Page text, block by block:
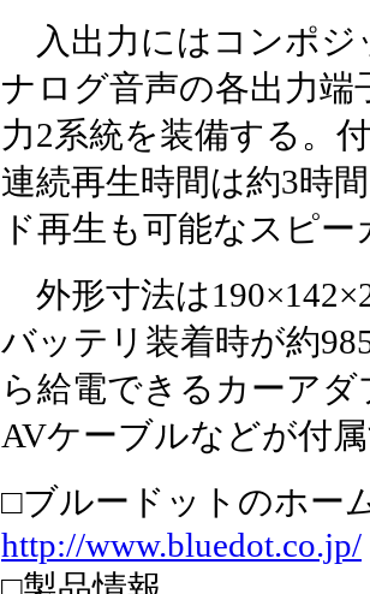
入出力にはコンポジ
ナログ音声の各出力
力2系統を装備する。
連続再生時間は約3時
ド再生も可能なスピー
外形寸法は
バッテリ装着時が約
ら給電できるカーア
AVケーブルなどが付
□ブルードットのホー
http://www.bluedot.co.jp/